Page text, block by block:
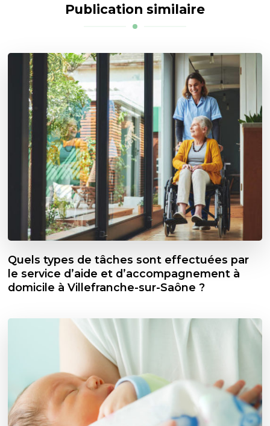
Publication similaire
Quels types de tâches sont effectuées par
le service d’aide et d’accompagnement à
domicile à Villefranche-sur-Saône ?